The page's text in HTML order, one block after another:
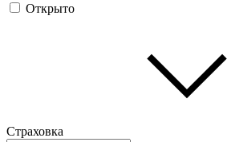
Открыто
Страховка